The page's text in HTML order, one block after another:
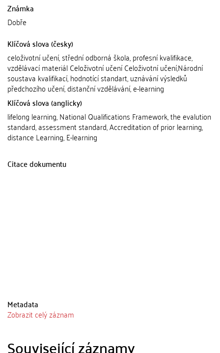
Známka
Dobře
Klíčová slova (česky)
celoživotní učení, střední odborná škola, profesní kvalifikace,
vzdělávací materiál Celoživotní učení Celoživotní učení,Národní
soustava kvalifikací, hodnotící standart, uznávání výsledků
předchozího učení, distanční vzdělávání, e-learning
Klíčová slova (anglicky)
lifelong learning, National Qualifications Framework, the evalution
standard, assessment standard, Accreditation of prior learning,
distance Learning, E-learning
Citace dokumentu
Metadata
Zobrazit celý záznam
Související záznamy